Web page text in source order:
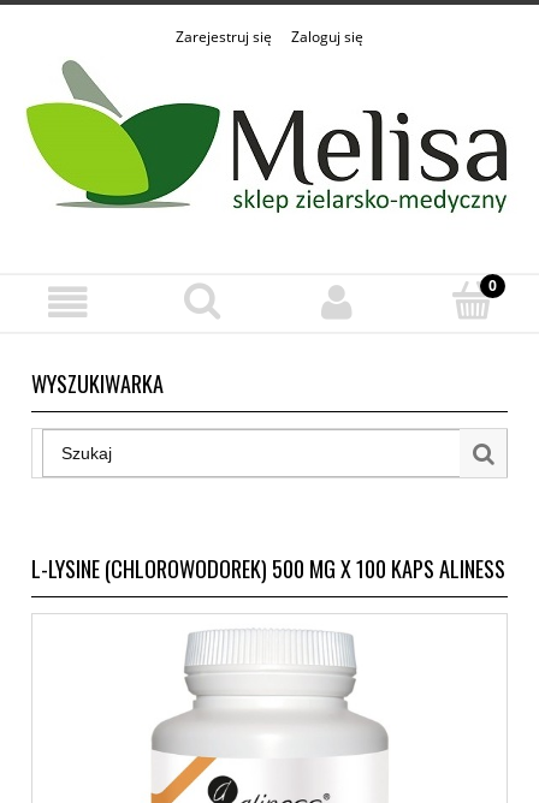
Zarejestruj się Zaloguj się
WYSZUKIWARKA
L-LYSINE (CHLOROWODOREK) 500 MG X 100 KAPS ALINESS